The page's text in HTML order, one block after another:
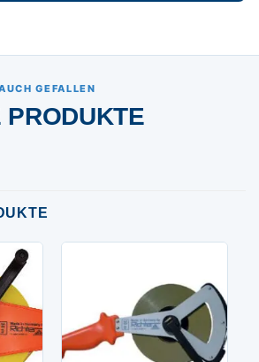
GEFALLEN
PRODUKTE